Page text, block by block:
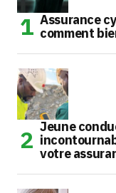
Assurance
comment
Jeune
votre